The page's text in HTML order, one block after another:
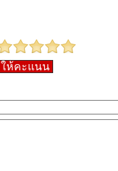
ให้คะแนน